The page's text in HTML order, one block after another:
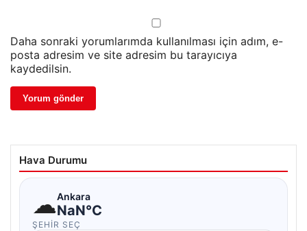
Daha sonraki yorumlarımda kullanılması için adım, e-
posta adresim ve site adresim bu tarayıcıya
kaydedilsin.
Hava Durumu
☁Ankara
NaN°C
ŞEHIR SEÇ